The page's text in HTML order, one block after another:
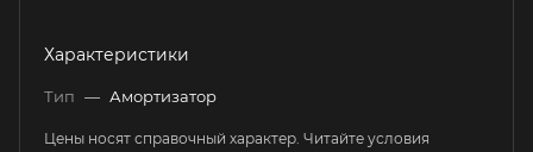
Характеристики
Тип — Амортизатор
Цены носят справочный характер. Читайте условия